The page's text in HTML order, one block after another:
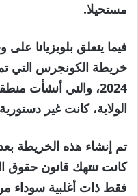
مستحيلا.
فيما يتعلق بلويزيانا
خريطة الكونجرس التي
2024، والتي أنشأت
الولاية، كانت غير
تم إنشاء هذه الخريطة
كانت تنتهك قانون حقوق
فقط ذات أغلبية سوداء